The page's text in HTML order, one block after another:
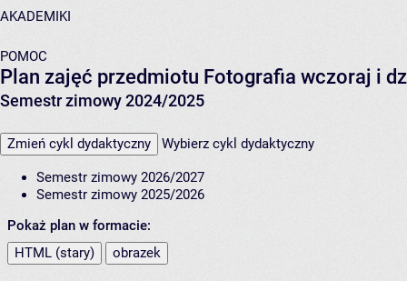
AKADEMIKI
POMOC
Plan zajęć przedmiotu Fotografia wczoraj i
Semestr zimowy 2024/2025
Zmień cykl dydaktyczny Wybierz cykl dydaktyczny
Semestr zimowy 2026/2027
Semestr zimowy 2025/2026
Pokaż plan w formacie:
HTML (stary)
obrazek